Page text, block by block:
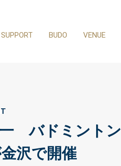
SUPPORT BUDO VENUE
バドミントン
沢で開催